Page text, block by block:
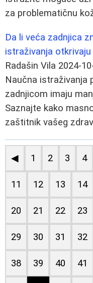
za problematičnu
Da li veća zadnjica
istraživanja
Radašin Vila 2024-
Naučna istraživanja
zadnjicom imaju
Saznajte kako
zaštitnik vašeg
◀ 1 2 3 4
11 12 13 14
20 21 22 23
29 30 31 32
38 39 40 41